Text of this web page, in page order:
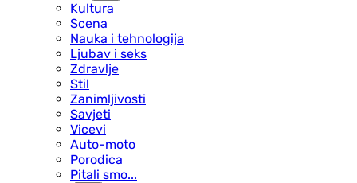
Kultura
Scena
Nauka i tehnologija
Ljubav i seks
Zdravlje
Stil
Zanimljivosti
Savjeti
Vicevi
Auto-moto
Porodica
Pitali smo...